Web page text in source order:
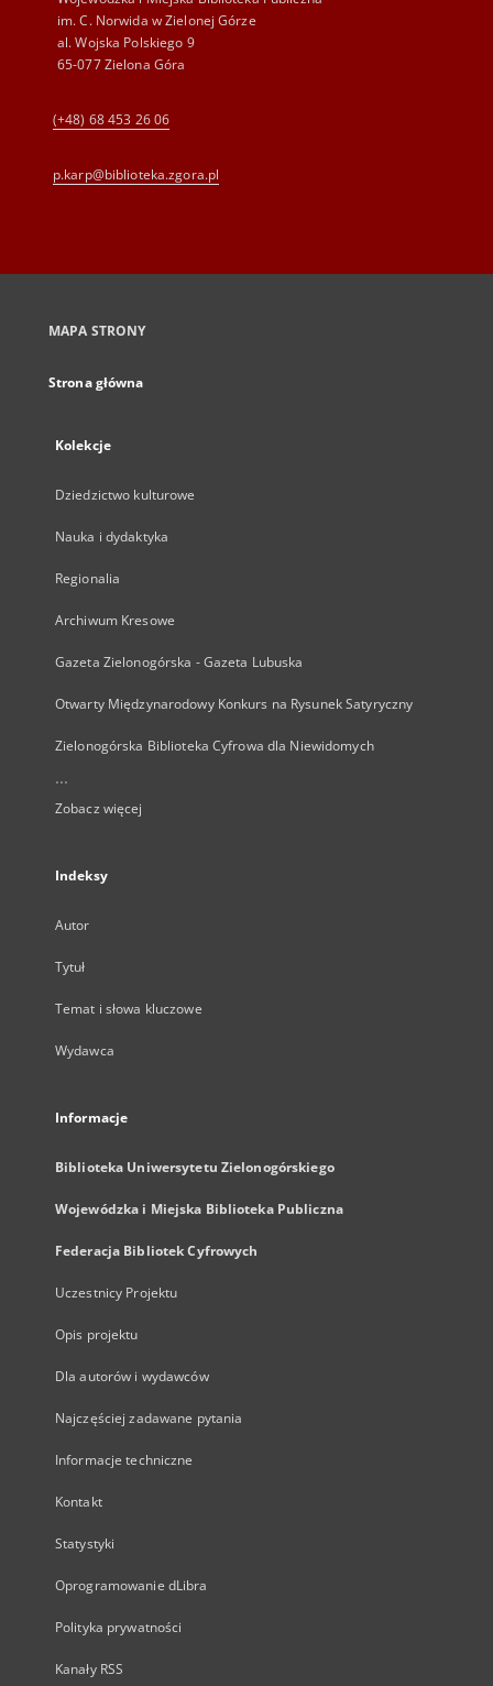
im. C. Norwida w Zielonej Górze
al. Wojska Polskiego 9
65-077 Zielona Góra
(+48) 68 453 26 06
p.karp@biblioteka.zgora.pl
MAPA STRONY
Strona główna
Kolekcje
Dziedzictwo kulturowe
Nauka i dydaktyka
Regionalia
Archiwum Kresowe
Gazeta Zielonogórska - Gazeta Lubuska
Otwarty Międzynarodowy Konkurs na Rysunek Satyryczny
Zielonogórska Biblioteka Cyfrowa dla Niewidomych
...
Zobacz więcej
Indeksy
Autor
Tytuł
Temat i słowa kluczowe
Wydawca
Informacje
Biblioteka Uniwersytetu Zielonogórskiego
Wojewódzka i Miejska Biblioteka Publiczna
Federacja Bibliotek Cyfrowych
Uczestnicy Projektu
Opis projektu
Dla autorów i wydawców
Najczęściej zadawane pytania
Informacje techniczne
Kontakt
Statystyki
Oprogramowanie dLibra
Polityka prywatności
Kanały RSS